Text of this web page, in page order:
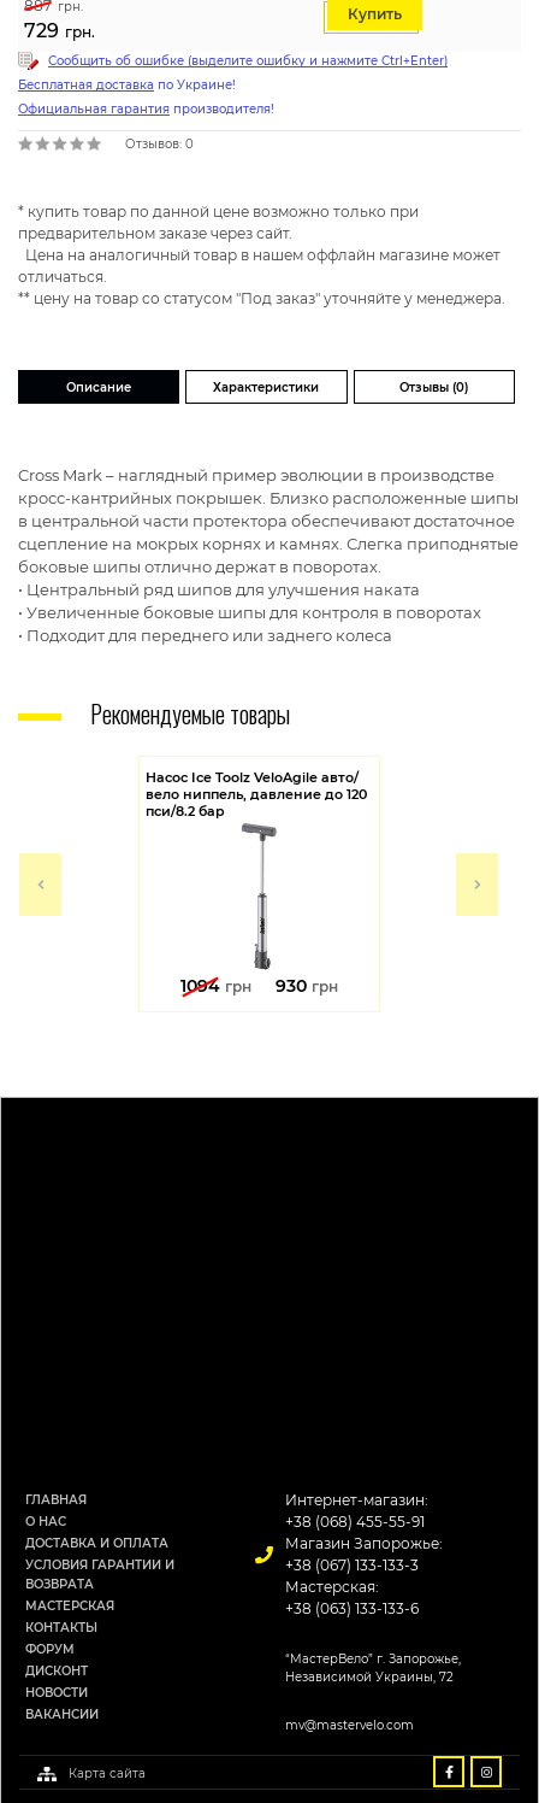
887 грн.
729 грн.
Купить
Сообщить об ошибке (выделите ошибку и нажмите Ctrl+Enter)
Бесплатная доставка по Украине!
Официальная гарантия производителя!
Отзывов: 0
* купить товар по данной цене возможно только при
предварительном заказе через сайт.
Цена на аналогичный товар в нашем оффлайн магазине может
отличаться.
** цену на товар со статусом "Под заказ" уточняйте у менеджера.
Описание Характеристики Отзывы (0)
Cross Mark – наглядный пример эволюции в производстве
кросс-кантрийных покрышек. Близко расположенные шипы
в центральной части протектора обеспечивают достаточное
сцепление на мокрых корнях и камнях. Слегка приподнятые
боковые шипы отлично держат в поворотах.
• Центральный ряд шипов для улучшения наката
• Увеличенные боковые шипы для контроля в поворотах
• Подходит для переднего или заднего колеса
Рекомендуемые товары
Насос Ice Toolz VeloAgile авто/
вело ниппель, давление до 120
пси/8.2 бар
1094 грн 930 грн
ГЛАВНАЯ
О НАС
ДОСТАВКА И ОПЛАТА
УСЛОВИЯ ГАРАНТИИ И
ВОЗВРАТА
МАСТЕРСКАЯ
КОНТАКТЫ
ФОРУМ
ДИСКОНТ
НОВОСТИ
ВАКАНСИИ
Интернет-магазин:
+38 (068) 455-55-91
Магазин Запорожье:
+38 (067) 133-133-3
Мастерская:
+38 (063) 133-133-6
“МастерВело” г. Запорожье,
Независимой Украины, 72
mv@mastervelo.com
Карта сайта